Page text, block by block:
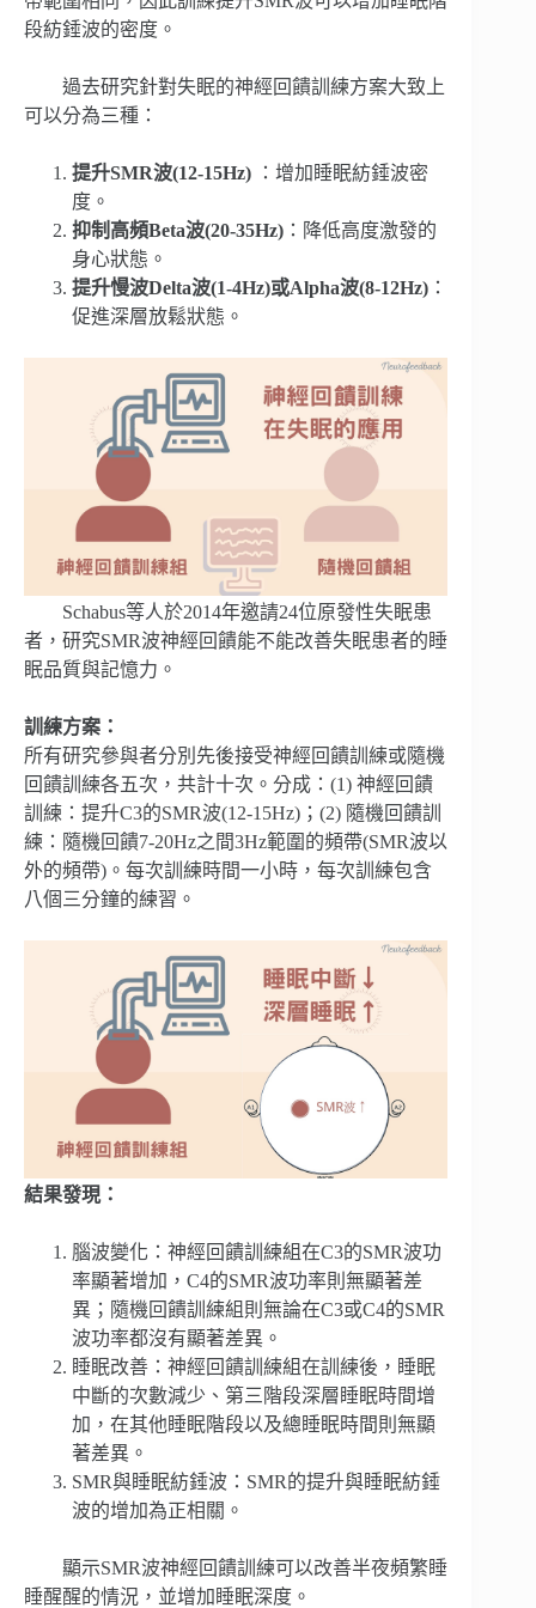
段紡錘波的密度。
過去研究針對失眠的神經回饋訓練方案大致上
可以分為三種：
提升SMR波(12-15Hz) ：增加睡眠紡錘波密
度。
抑制高頻Beta波(20-35Hz) ：降低高度激發的
身心狀態。
提升慢波Delta波(1-4Hz)或Alpha波(8-12Hz) ：
促進深層放鬆狀態。
Schabus等人於2014年邀請24位原發性失眠患
者，研究SMR波神經回饋能不能改善失眠患者的睡
眠品質與記憶力。
訓練方案：
所有研究參與者分別先後接受神經回饋訓練或隨機
回饋訓練各五次，共計十次。分成：(1) 神經回饋
訓練：提升C3的SMR波(12-15Hz)；(2) 隨機回饋訓
練：隨機回饋7-20Hz之間3Hz範圍的頻帶(SMR波以
外的頻帶)。每次訓練時間一小時，每次訓練包含
八個三分鐘的練習。
結果發現：
腦波變化：神經回饋訓練組在C3的SMR波功
率顯著增加，C4的SMR波功率則無顯著差
異；隨機回饋訓練組則無論在C3或C4的SMR
波功率都沒有顯著差異。
睡眠改善：神經回饋訓練組在訓練後，睡眠
中斷的次數減少、第三階段深層睡眠時間增
加，在其他睡眠階段以及總睡眠時間則無顯
著差異。
SMR與睡眠紡錘波：SMR的提升與睡眠紡錘
波的增加為正相關。
顯示SMR波神經回饋訓練可以改善半夜頻繁睡
睡醒醒的情況，並增加睡眠深度。